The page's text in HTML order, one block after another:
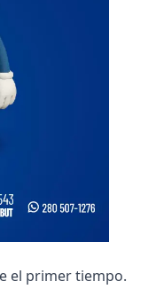
el primer tiempo.